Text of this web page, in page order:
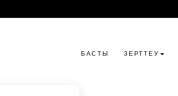
БАСТЫ ЗЕРТТЕУ